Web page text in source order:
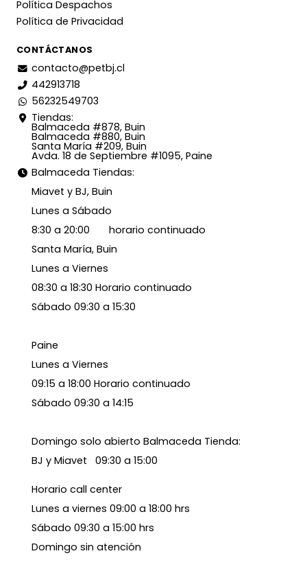
Política Despachos
Política de Privacidad
CONTÁCTANOS
contacto@petbj.cl
442913718
56232549703
Tiendas:
Balmaceda #878, Buin
Balmaceda #880, Buin
Santa María #209, Buin
Avda. 18 de Septiembre #1095, Paine
Balmaceda Tiendas:
Miavet y BJ, Buin
Lunes a Sábado
8:30 a 20:00 horario continuado
Santa María, Buin
Lunes a Viernes
08:30 a 18:30 Horario continuado
Sábado 09:30 a 15:30
Paine
Lunes a Viernes
09:15 a 18:00 Horario continuado
Sábado 09:30 a 14:15
Domingo solo abierto Balmaceda Tienda:
BJ y Miavet 09:30 a 15:00
Horario call center
Lunes a viernes 09:00 a 18:00 hrs
Sábado 09:30 a 15:00 hrs
Domingo sin atención